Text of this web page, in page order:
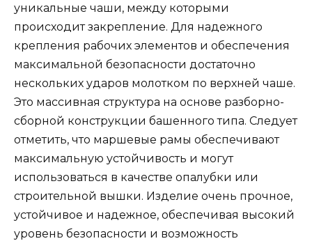
уникальные чаши, между которыми
происходит закрепление. Для надежного
крепления рабочих элементов и обеспечения
максимальной безопасности достаточно
нескольких ударов молотком по верхней чаше.
Это массивная структура на основе разборно-
сборной конструкции башенного типа. Следует
отметить, что маршевые рамы обеспечивают
максимальную устойчивость и могут
использоваться в качестве опалубки или
строительной вышки. Изделие очень прочное,
устойчивое и надежное, обеспечивая высокий
уровень безопасности и возможность